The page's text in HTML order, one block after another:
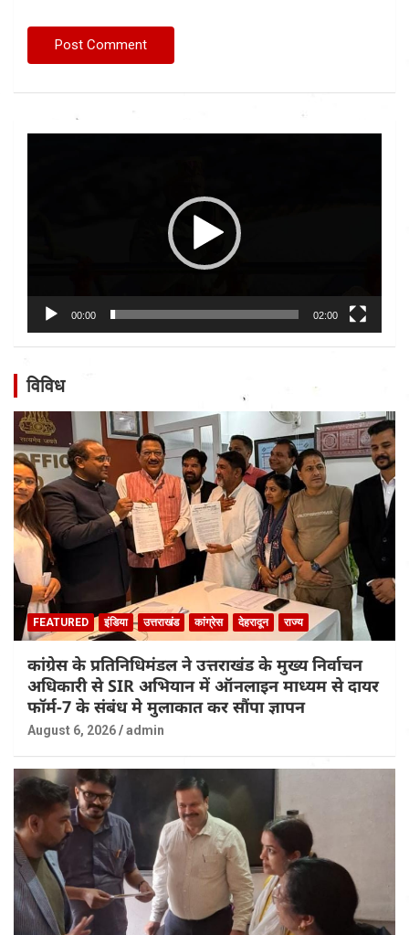
00:00 02:00
विविध
FEATURED इंडिया उत्तराखंड कांग्रेस देहरादून राज्य
कांग्रेस के प्रतिनिधिमंडल ने उत्तराखंड के मुख्य निर्वाचन
अधिकारी से SIR अभियान में ऑनलाइन माध्यम से दायर
फॉर्म-7 के संबंध मे मुलाकात कर सौंपा ज्ञापन
August 6, 2026 admin